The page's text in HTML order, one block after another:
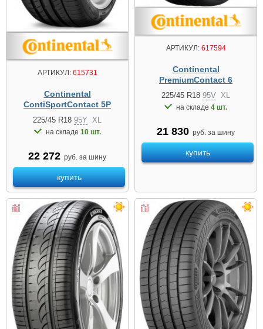
АРТИКУЛ:615731
Continental
ContiSportContact 5P
225/45 R18 95Y XL
на складе 10 шт.
22 272 руб. за шину
купить
АРТИКУЛ:617594
Continental
PremiumContact 6
225/45 R18 95V XL
на складе 4 шт.
21 830 руб. за шину
купить